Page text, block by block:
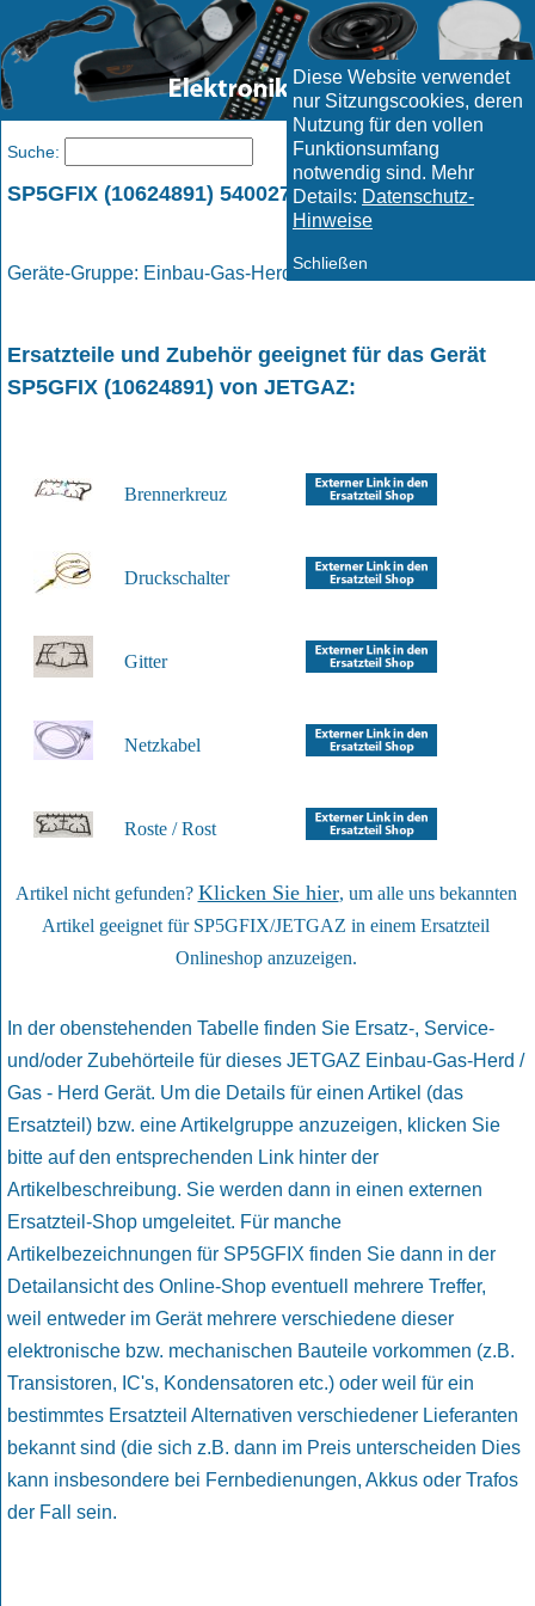
Diese Website verwendet
nur Sitzungscookies, deren
Nutzung für den vollen
Funktionsumfang
notwendig sind. Mehr
Details: Datenschutz-
Hinweise
Schließen
SP5GFIX (10624891) 5400279212 / JETGAZ
Geräte-Gruppe: Einbau-Gas-Herd / Gas - Herd
Ersatzteile und Zubehör geeignet für das Gerät
SP5GFIX (10624891) von JETGAZ:
Brennerkreuz
Druckschalter
Gitter
Netzkabel
Roste / Rost
Artikel nicht gefunden? Klicken Sie hier, um alle uns bekannten
Artikel geeignet für SP5GFIX/JETGAZ in einem Ersatzteil
Onlineshop anzuzeigen.
In der obenstehenden Tabelle finden Sie Ersatz-, Service-
und/oder Zubehörteile für dieses JETGAZ Einbau-Gas-Herd /
Gas - Herd Gerät. Um die Details für einen Artikel (das
Ersatzteil) bzw. eine Artikelgruppe anzuzeigen, klicken Sie
bitte auf den entsprechenden Link hinter der
Artikelbeschreibung. Sie werden dann in einen externen
Ersatzteil-Shop umgeleitet. Für manche
Artikelbezeichnungen für SP5GFIX finden Sie dann in der
Detailansicht des Online-Shop eventuell mehrere Treffer,
weil entweder im Gerät mehrere verschiedene dieser
elektronische bzw. mechanischen Bauteile vorkommen (z.B.
Transistoren, IC's, Kondensatoren etc.) oder weil für ein
bestimmtes Ersatzteil Alternativen verschiedener Lieferanten
bekannt sind (die sich z.B. dann im Preis unterscheiden Dies
kann insbesondere bei Fernbedienungen, Akkus oder Trafos
der Fall sein.
Suche: